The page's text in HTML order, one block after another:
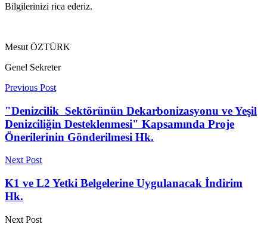
Bilgilerinizi rica ederiz.
Mesut ÖZTÜRK
Genel Sekreter
Previous Post
"Denizcilik Sektörünün Dekarbonizasyonu ve Yeşil
Denizciliğin Desteklenmesi" Kapsamında Proje
Önerilerinin Gönderilmesi Hk.
Next Post
K1 ve L2 Yetki Belgelerine Uygulanacak İndirim
Hk.
Next Post